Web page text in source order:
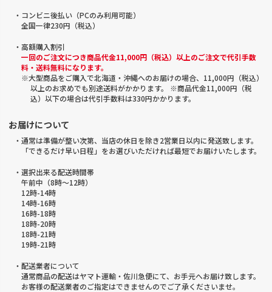
・コンビニ後払い（PCのみ利用可能）
全国一律230円（税込）
・高額購入割引
一回のご注文につき商品代金11,000円（税込）以上のご注文で代引手数
料・送料無料になります。
※大型商品をご購入で北海道・沖縄へのお届けの場合、11,000円（税込）
以上のお求めでも別途送料がかかります。 ※商品代金11,000円（税
込）以下の場合は代引手数料は330円かかります。
お届けについて
・通常は準備が整い次第、当店の休日を除き2営業日以内に発送致します。
「できるだけ早い日程」をお選びいただければ最短でお届けいたします。
・選択出来る配送時間帯
午前中（8時～12時）
12時-14時
14時-16時
16時-18時
18時-20時
18時-21時
19時-21時
・配送業者について
通常商品の配送はヤマト運輸・佐川急便にて、お手元へお届け致します。
お客様の配送業者のご指定はできませんのでご了承くださいませ。